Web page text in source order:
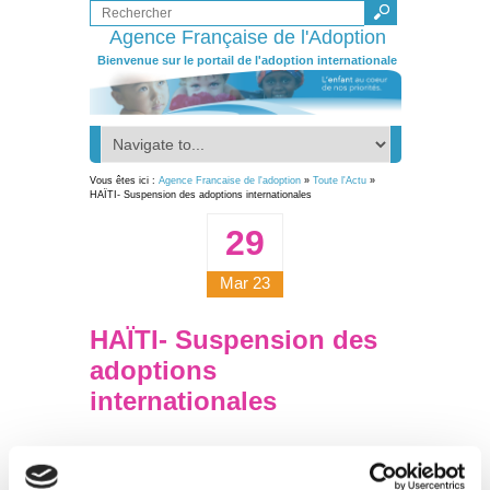
Agence Française de l'Adoption
Bienvenue sur le portail de l'adoption internationale
Vous êtes ici : Agence Francaise de l'adoption» Toute l'Actu»
HAÏTI- Suspension des adoptions internationales
29
Mar 23
HAÏTI- Suspension des
adoptions
internationales
La Mission de l’Adoption Internationale (MAI) a